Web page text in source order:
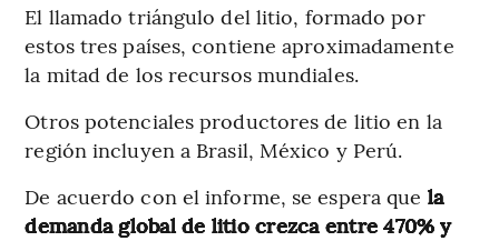
El llamado triángulo del litio, formado por
estos tres países, contiene aproximadamente
la mitad de los recursos mundiales.
Otros potenciales productores de litio en la
región incluyen a Brasil, México y Perú.
De acuerdo con el informe, se espera que la
demanda global de litio crezca entre 470% y